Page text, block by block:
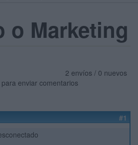
o Marketing
2 envíos / 0 nuevos
para enviar comentarios
#1